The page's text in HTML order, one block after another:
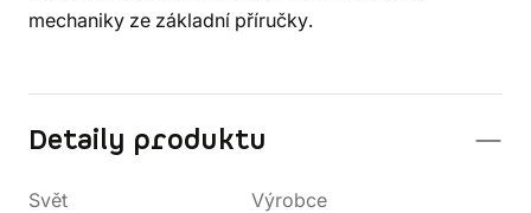
mechaniky ze základní příručky.
Detaily produktu
Svět
Výrobce